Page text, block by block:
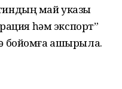
май указы
һәм экспорт”
бойомға ашырыла.